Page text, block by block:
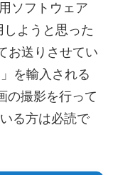
ソフトウェア
しようと思った
お送りさせてい
を輸入される
の撮影を行って
る方は必読で